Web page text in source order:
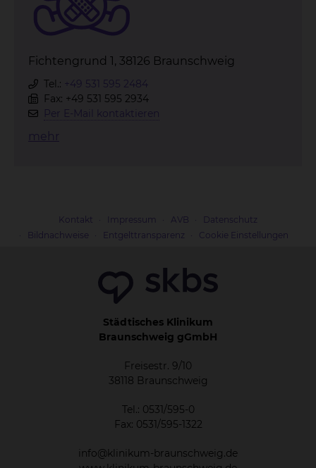
Fichtengrund 1, 38126 Braunschweig
Tel.: +49 531 595 2484
Fax: +49 531 595 2934
Per E-Mail kontaktieren
mehr
Kontakt Impressum AVB
Datenschutz
Bildnachweise
Entgelttransparenz Cookie Einstellungen
Städtisches Klinikum
Braunschweig gGmbH
Freisestr. 9/10
38118 Braunschweig
Tel.: 0531/595-0
Fax: 0531/595-1322
info@klinikum-braunschweig.de